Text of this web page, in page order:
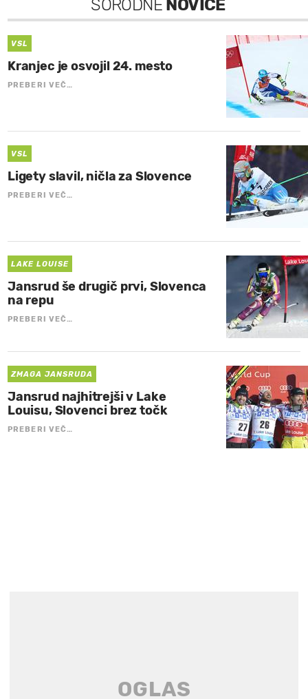
SORODNE NOVICE
VSL
Kranjec je osvojil 24. mesto
PREBERI VEČ…
VSL
Ligety slavil, ničla za Slovence
PREBERI VEČ…
LAKE LOUISE
Jansrud še drugič prvi, Slovenca
na repu
PREBERI VEČ…
ZMAGA JANSRUDA
Jansrud najhitrejši v Lake
Louisu, Slovenci brez točk
PREBERI VEČ…